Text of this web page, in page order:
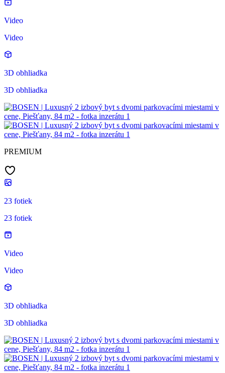
Video
Video
3D obhliadka
3D obhliadka
PREMIUM
23 fotiek
23 fotiek
Video
Video
3D obhliadka
3D obhliadka